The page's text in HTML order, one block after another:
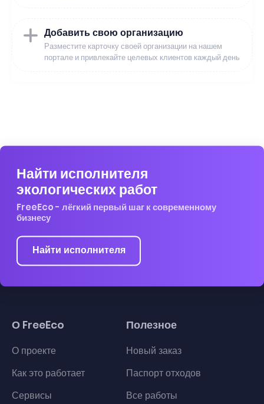
Добавить свою организацию
Разместите карточку своей организации на нашем
портале и привлекайте целевых клиентов каждый день
Найти исполнителя
экологических работ
FreeEco - лёгкий первый шаг к современному
бизнесу
Найти исполнителя
О FreeEco
О проекте
Как это работает
Сервисы
Полезное
Новый заказ
Паспорт отходов
Все работы